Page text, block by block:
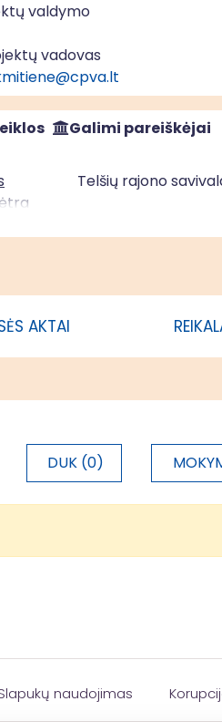
valdymo
vadovas
Galimi pareiškėjai
Telšių rajono
AKTAI
DUK (0)
naudojimas